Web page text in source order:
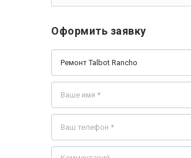
Оформить заявку